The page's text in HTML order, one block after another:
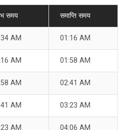
समय समाप्ति समय
AM 01:16 AM
AM 01:58 AM
AM 02:41 AM
AM 03:23 AM
AM 04:06 AM